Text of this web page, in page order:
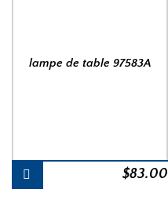
lampe de table 97583A
$83.00